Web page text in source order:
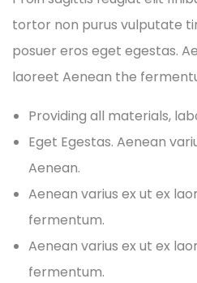
tortor non purus vulputate
posuer eros eget egestas.
laoreet Aenean the
Providing all materials,
Eget Egestas. Aenean
Aenean.
Aenean varius ex ut ex
fermentum.
Aenean varius ex ut ex
fermentum.